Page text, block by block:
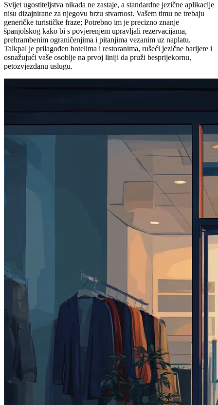
Svijet ugostiteljstva nikada ne zastaje, a standardne jezične aplikacije
nisu dizajnirane za njegovu brzu stvarnost. Vašem timu ne trebaju
generičke turističke fraze; Potrebno im je precizno znanje
španjolskog kako bi s povjerenjem upravljali rezervacijama,
prehrambenim ograničenjima i pitanjima vezanim uz naplatu.
Talkpal je prilagođen hotelima i restoranima, rušeći jezične barijere i
osnažujući vaše osoblje na prvoj liniji da pruži besprijekornu,
petozvjezdanu uslugu.